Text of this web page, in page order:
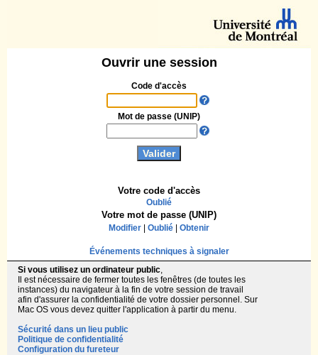
Ouvrir une session
Code d'accès
Votre code d'accès
Oublié
Mot de passe (UNIP)
Votre mot de passe (UNIP)
Modifier Oublié Obtenir
Événements techniques à signaler
Si vous utilisez un ordinateur public,
Il est nécessaire de fermer toutes les fenêtres (de toutes les
instances) du navigateur à la fin de votre session de travail
afin d'assurer la confidentialité de votre dossier personnel. Sur
Mac OS vous devez quitter l'application à partir du menu.
Sécurité dans un lieu public
Politique de confidentialité
Configuration du fureteur